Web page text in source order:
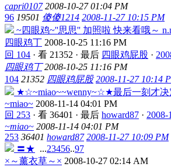
capri0107 2008-10-27 01:04 PM
96 19501 傻傻1214 2008-11-27 10:15 PM
~四眼鸡~''思思'' 加照啦 快来看哦～
四眼鸡丁 2008-10-25 11:16 PM
回 104 · 看 21352 · 最后 四眼鸡屁股 ·
四眼鸡丁 2008-10-25 11:16 PM
104 21352 四眼鸡屁股 2008-11-27 10:14
★☆~miao~~wenny~☆★最后一刻才决
~miao~ 2008-11-14 04:01 PM
回 253 · 看 36401 · 最后 howard87 · 2008-
~miao~ 2008-11-14 04:01 PM
253 36401 howard87 2008-11-27 10:09 PM
〓★ ...23456..97
×～薰衣草～× 2008-10-27 02:14 AM